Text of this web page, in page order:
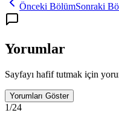
Önceki BölümSonraki
Yorumlar
Sayfayı hafif tutmak için
Yorumları Göster
1/24